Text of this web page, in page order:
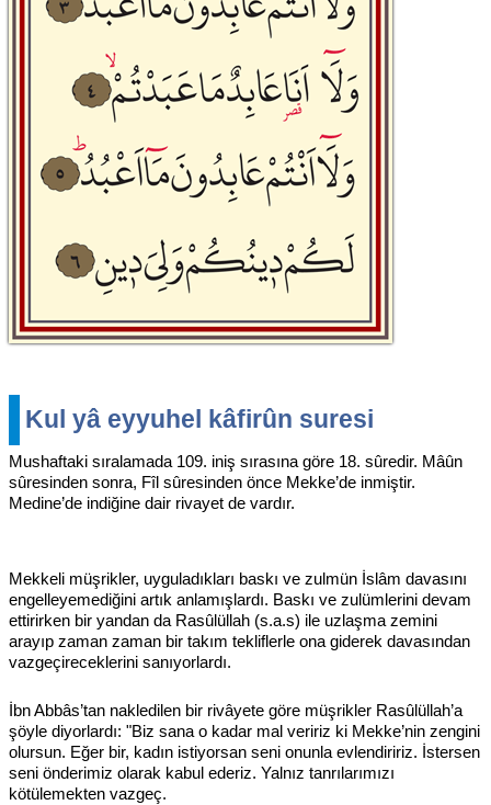
Kul yâ eyyuhel kâfirûn suresi
Mushaftaki sıralamada 109. iniş sırasına göre 18. sûredir. Mâûn
sûresinden sonra, Fîl sûresinden önce Mekke’de inmiştir.
Medine’de indiğine dair rivayet de vardır.
Mekkeli müşrikler, uyguladıkları baskı ve zulmün İslâm davasını
engelleyemediğini artık anlamışlardı. Baskı ve zulümlerini devam
ettirirken bir yandan da Rasûlüllah (s.a.s) ile uzlaşma zemini
arayıp zaman zaman bir takım tekliflerle ona giderek davasından
vazgeçireceklerini sanıyorlardı.
İbn Abbâs’tan nakledilen bir rivâyete göre müşrikler Rasûlüllah’a
şöyle diyorlardı: "Biz sana o kadar mal veririz ki Mekke’nin zengini
olursun. Eğer bir, kadın istiyorsan seni onunla evlendiririz. İstersen
seni önderimiz olarak kabul ederiz. Yalnız tanrılarımızı
kötülemekten vazgeç.